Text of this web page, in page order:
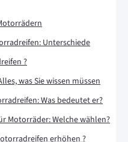
Unterschiede
?
was Sie wissen müssen
Was bedeutet er?
Motorräder: Welche wählen?
erhöhen ?